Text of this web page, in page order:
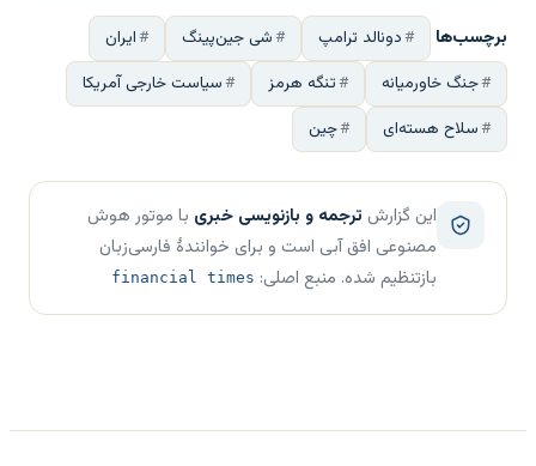
برچسب‌ها دونالد ترامپ شی جین‌پینگ
ایران
جنگ خاورمیانه
تنگه هرمز
سیاست خارجی آمریکا
سلاح هسته‌ای
چین
این گزارش ترجمه و بازنویسی خبری با موتور هوش
مصنوعی افق آبی است و برای خوانندهٔ فارسی‌زبان
بازتنظیم شده. منبع اصلی: financial times